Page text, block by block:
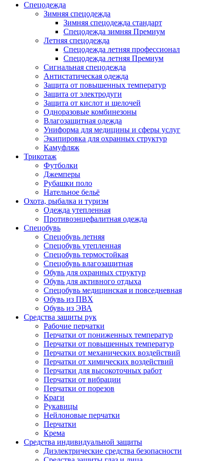
Спецодежда
Зимняя спецодежда
Зимняя спецодежда стандарт
Спецодежда зимняя Премиум
Летняя спецодежда
Спецодежда летняя профессионал
Спецодежда летняя Премиум
Сигнальная спецодежда
Антистатическая одежда
Защита от повышенных температур
Защита от электродуги
Защита от кислот и щелочей
Одноразовые комбинезоны
Влагозащитная одежда
Униформа для медицины и сферы услуг
Экипировка для охранных структур
Камуфляж
Трикотаж
Футболки
Джемперы
Рубашки поло
Нательное бельё
Охота, рыбалка и туризм
Одежда утепленная
Противоэнцефалитная одежда
Спецобувь
Спецобувь летняя
Спецобувь утепленная
Спецобувь термостойкая
Спецобувь влагозащитная
Обувь для охранных структур
Обувь для активного отдыха
Спецобувь медицинская и повседневная
Обувь из ПВХ
Обувь из ЭВА
Средства защиты рук
Рабочие перчатки
Перчатки от пониженных температур
Перчатки от повышенных температур
Перчатки от механических воздействий
Перчатки от химических воздействий
Перчатки для высокоточных работ
Перчатки от вибрации
Перчатки от порезов
Краги
Рукавицы
Нейлоновые перчатки
Перчатки
Крема
Средства индивидуальной защиты
Диэлектрические средства безопасности